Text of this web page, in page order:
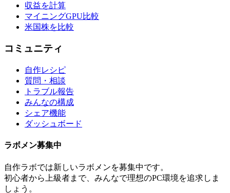
収益を計算
マイニングGPU比較
米国株を比較
コミュニティ
自作レシピ
質問・相談
トラブル報告
みんなの構成
シェア機能
ダッシュボード
ラボメン募集中
自作ラボでは新しいラボメンを募集中です。
初心者から上級者まで、みんなで理想のPC環境を追求しま
しょう。